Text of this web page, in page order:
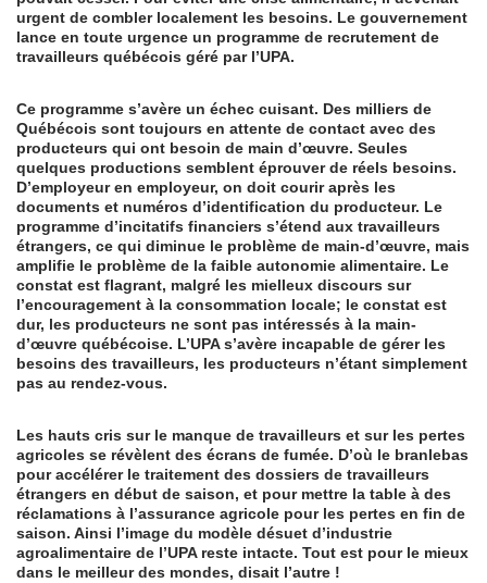
urgent de combler localement les besoins. Le gouvernement
lance en toute urgence un programme de recrutement de
travailleurs québécois géré par l’UPA.
Ce programme s’avère un échec cuisant. Des milliers de
Québécois sont toujours en attente de contact avec des
producteurs qui ont besoin de main d’œuvre. Seules
quelques productions semblent éprouver de réels besoins.
D’employeur en employeur, on doit courir après les
documents et numéros d’identification du producteur. Le
programme d’incitatifs financiers s’étend aux travailleurs
étrangers, ce qui diminue le problème de main-d’œuvre, mais
amplifie le problème de la faible autonomie alimentaire. Le
constat est flagrant, malgré les mielleux discours sur
l’encouragement à la consommation locale; le constat est
dur, les producteurs ne sont pas intéressés à la main-
d’œuvre québécoise. L’UPA s’avère incapable de gérer les
besoins des travailleurs, les producteurs n’étant simplement
pas au rendez-vous.
Les hauts cris sur le manque de travailleurs et sur les pertes
agricoles se révèlent des écrans de fumée. D’où le branlebas
pour accélérer le traitement des dossiers de travailleurs
étrangers en début de saison, et pour mettre la table à des
réclamations à l’assurance agricole pour les pertes en fin de
saison. Ainsi l’image du modèle désuet d’industrie
agroalimentaire de l’UPA reste intacte. Tout est pour le mieux
dans le meilleur des mondes, disait l’autre !